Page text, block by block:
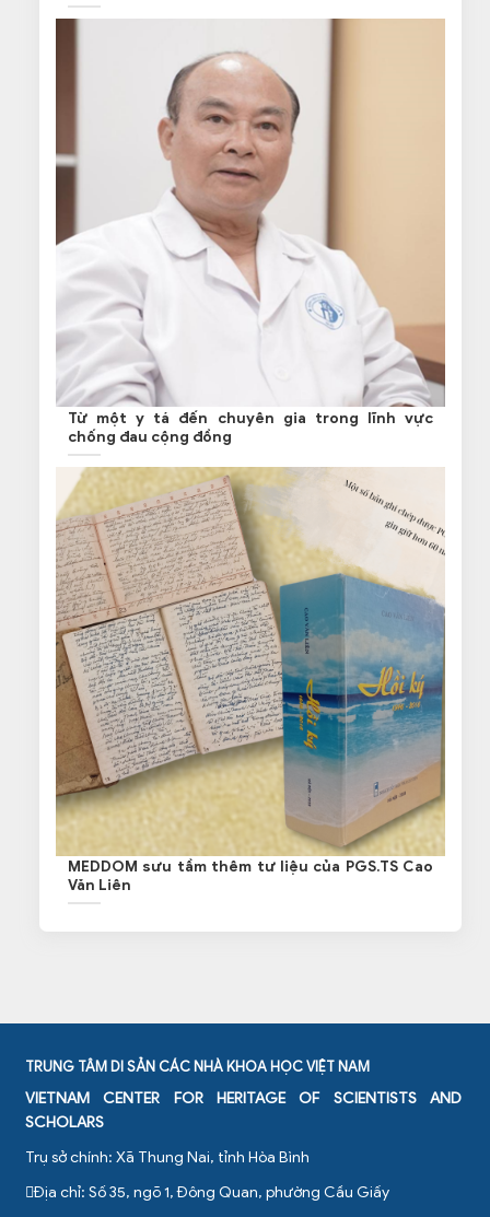
Từ một y tá đến chuyên gia trong lĩnh vực
chống đau cộng đồng
MEDDOM sưu tầm thêm tư liệu của PGS.TS Cao
Văn Liên
TRUNG TÂM DI SẢN CÁC NHÀ KHOA HỌC VIỆT NAM
VIETNAM CENTER FOR HERITAGE OF SCIENTISTS AND
SCHOLARS
Trụ sở chính: Xã Thung Nai, tỉnh Hòa Bình
Địa chỉ: Số 35, ngõ 1, Đông Quan, phường Cầu Giấy